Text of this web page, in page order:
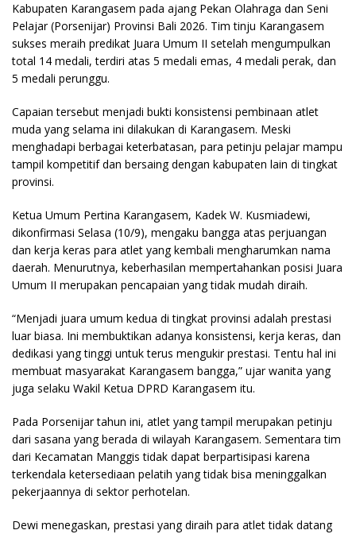
Kabupaten Karangasem pada ajang Pekan Olahraga dan Seni
Pelajar (Porsenijar) Provinsi Bali 2026. Tim tinju Karangasem
sukses meraih predikat Juara Umum II setelah mengumpulkan
total 14 medali, terdiri atas 5 medali emas, 4 medali perak, dan
5 medali perunggu.
Capaian tersebut menjadi bukti konsistensi pembinaan atlet
muda yang selama ini dilakukan di Karangasem. Meski
menghadapi berbagai keterbatasan, para petinju pelajar mampu
tampil kompetitif dan bersaing dengan kabupaten lain di tingkat
provinsi.
Ketua Umum Pertina Karangasem, Kadek W. Kusmiadewi,
dikonfirmasi Selasa (10/9), mengaku bangga atas perjuangan
dan kerja keras para atlet yang kembali mengharumkan nama
daerah. Menurutnya, keberhasilan mempertahankan posisi Juara
Umum II merupakan pencapaian yang tidak mudah diraih.
“Menjadi juara umum kedua di tingkat provinsi adalah prestasi
luar biasa. Ini membuktikan adanya konsistensi, kerja keras, dan
dedikasi yang tinggi untuk terus mengukir prestasi. Tentu hal ini
membuat masyarakat Karangasem bangga,” ujar wanita yang
juga selaku Wakil Ketua DPRD Karangasem itu.
Pada Porsenijar tahun ini, atlet yang tampil merupakan petinju
dari sasana yang berada di wilayah Karangasem. Sementara tim
dari Kecamatan Manggis tidak dapat berpartisipasi karena
terkendala ketersediaan pelatih yang tidak bisa meninggalkan
pekerjaannya di sektor perhotelan.
Dewi menegaskan, prestasi yang diraih para atlet tidak datang